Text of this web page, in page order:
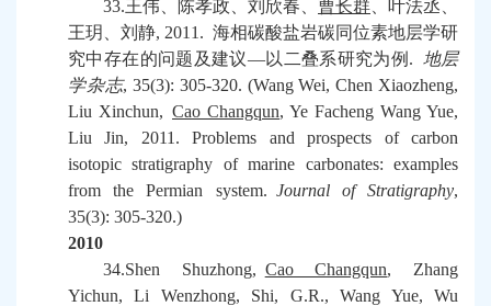
33.王伟、陈孝政、刘欣春、 曹长群 、叶法丞、
王玥、刘静, 2011. 海相碳酸盐岩碳同位素地层学研
究中存在的问题及建议—以二叠系研究为例 . 地层
学杂志, 35(3): 305-320. (Wang Wei, Chen Xiaozheng,
Liu Xinchun, Cao Changqun, Ye Facheng Wang Yue,
Liu Jin, 2011. Problems and prospects of carbon
isotopic stratigraphy of marine carbonates: examples
from the Permian system. Journal of Stratigraphy,
35(3): 305-320.)
2010
34.Shen Shuzhong, Cao Changqun, Zhang
Yichun, Li Wenzhong, Shi, G.R., Wang Yue, Wu